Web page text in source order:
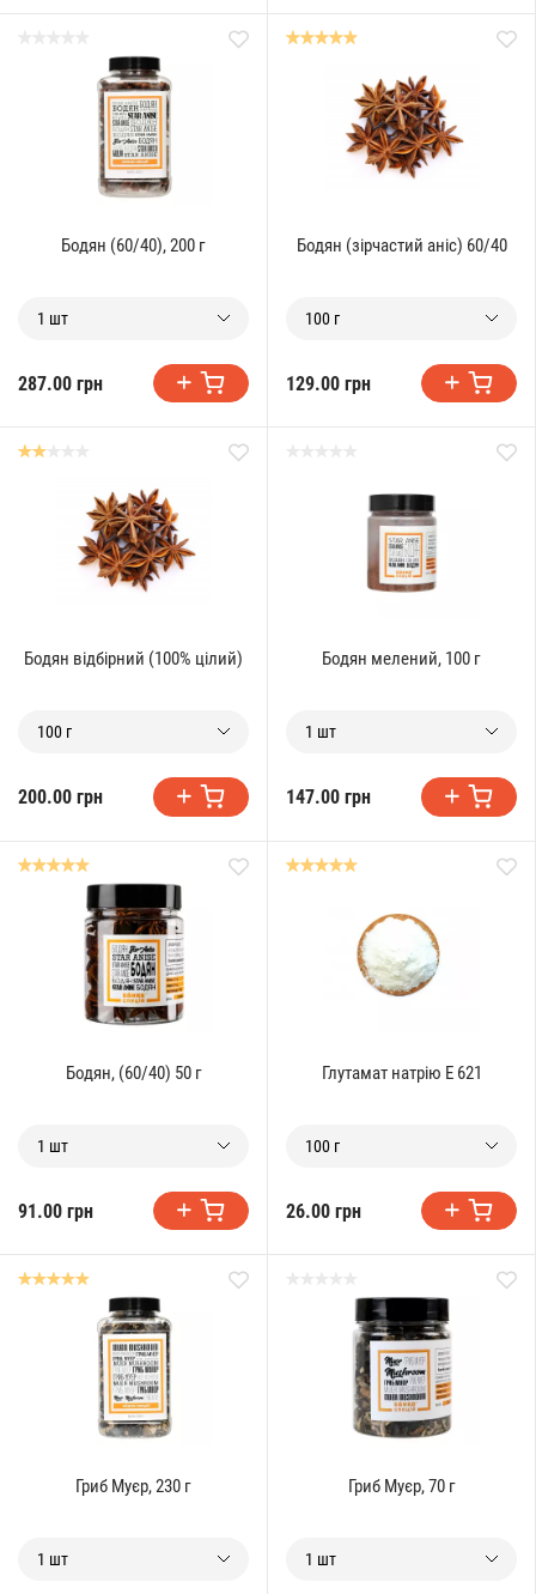
Бодян (60/40), 200 г
1 шт
287.00 грн
Бодян (зірчастий аніс) 60/40
100 г
129.00 грн
Бодян відбірний (100% цілий)
100 г
200.00 грн
Бодян мелений, 100 г
1 шт
147.00 грн
Бодян, (60/40) 50 г
1 шт
91.00 грн
Глутамат натрію Е 621
100 г
26.00 грн
Гриб Муєр, 230 г
1 шт
Гриб Муєр, 70 г
1 шт